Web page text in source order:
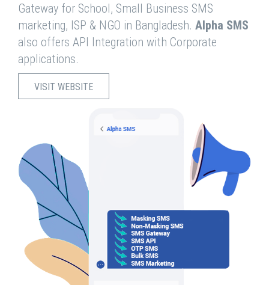
Gateway for School, Small Business SMS
marketing, ISP & NGO in Bangladesh. Alpha SMS
also offers API Integration with Corporate
applications.
VISIT WEBSITE